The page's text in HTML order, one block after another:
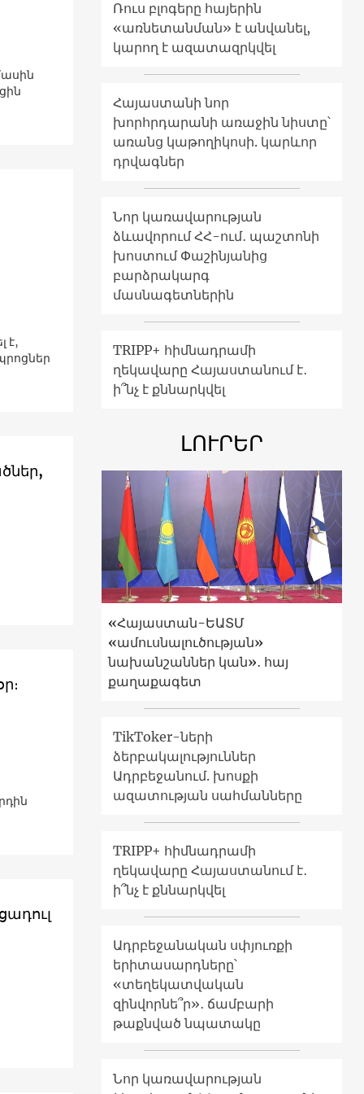
է,
Ռուս բլոգերը հայերին
«առնետանման» է անվանել,
կարող է ազատազրկվել
Հայաստանի նոր
խորհրդարանի առաջին նիստը՝
առանց կաթողիկոսի. կարևոր
դրվագներ
Նոր կառավարության
ձևավորում ՀՀ-ում․ պաշտոնի
խոստում Փաշինյանից
բարձրակարգ
մասնագետներին
TRIPP+ հիմնադրամի
ղեկավարը Հայաստանում է․
ի՞նչ է քննարկվել
ԼՈՒՐԵՐ
«Հայաստան-ԵԱՏՄ
«ամուսնալուծության»
նախանշաններ կան»․ հայ
քաղաքագետ
TikToker-ների
ձերբակալություններ
Ադրբեջանում. խոսքի
ազատության սահմանները
TRIPP+ հիմնադրամի
ղեկավարը Հայաստանում է․
ի՞նչ է քննարկվել
Ադրբեջանական սփյուռքի
երիտասարդները՝
«տեղեկատվական
զինվորնե՞ր»․ ճամբարի
թաքնված նպատակը
Նոր կառավարության